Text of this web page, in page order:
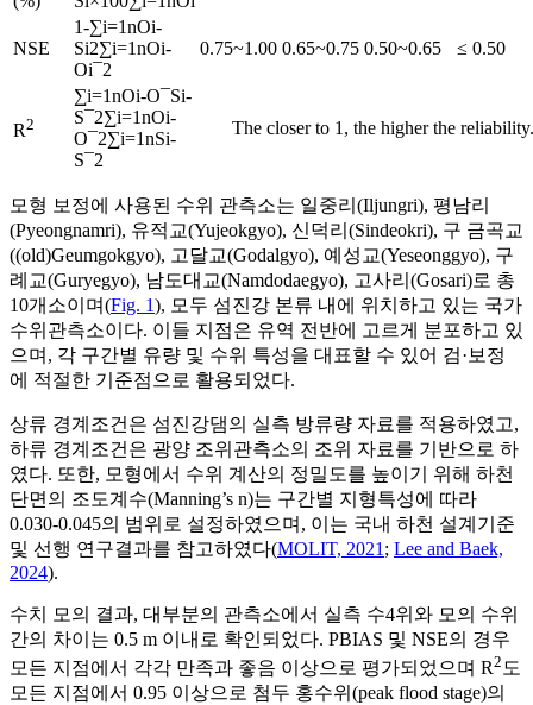
NSE
1-∑i=1nOi-
Si2∑i=1nOi-
Oi¯2
0.75~1.00 0.65~0.75 0.50~0.65 ≤ 0.50
R2
∑i=1nOi-O¯Si-
S¯2∑i=1nOi-
O¯2∑i=1nSi-
S¯2
The closer to 1, the higher the reliability.
모형 보정에 사용된 수위 관측소는 일중리(Iljungri), 평남리
(Pyeongnamri), 유적교(Yujeokgyo), 신덕리(Sindeokri), 구 금곡교
((old)Geumgokgyo), 고달교(Godalgyo), 예성교(Yeseonggyo), 구
례교(Guryegyo), 남도대교(Namdodaegyo), 고사리(Gosari)로 총
10개소이며(Fig. 1), 모두 섬진강 본류 내에 위치하고 있는 국가
수위관측소이다. 이들 지점은 유역 전반에 고르게 분포하고 있
으며, 각 구간별 유량 및 수위 특성을 대표할 수 있어 검·보정
에 적절한 기준점으로 활용되었다.
상류 경계조건은 섬진강댐의 실측 방류량 자료를 적용하였고,
하류 경계조건은 광양 조위관측소의 조위 자료를 기반으로 하
였다. 또한, 모형에서 수위 계산의 정밀도를 높이기 위해 하천
단면의 조도계수(Manning’s n)는 구간별 지형특성에 따라
0.030-0.045의 범위로 설정하였으며, 이는 국내 하천 설계기준
및 선행 연구결과를 참고하였다(MOLIT, 2021 ; Lee and Baek,
2024).
수치 모의 결과, 대부분의 관측소에서 실측 수4위와 모의 수위
간의 차이는 0.5 m 이내로 확인되었다. PBIAS 및 NSE의 경우
모든 지점에서 각각 만족과 좋음 이상으로 평가되었으며 R2 도
모든 지점에서 0.95 이상으로 첨두 홍수위(peak flood stage)의